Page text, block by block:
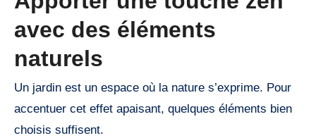
avec des éléments
naturels
Un jardin est un espace où la nature s’exprime. Pour
accentuer cet effet apaisant, quelques éléments bien
choisis suffisent.